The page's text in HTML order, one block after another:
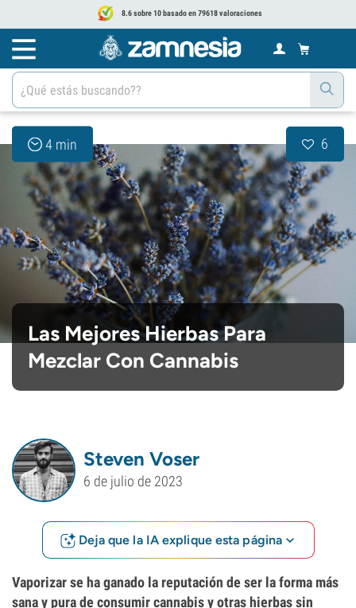
8.6 sobre 10 basado en 79618 valoraciones
4 min 6
Las Mejores Hierbas Para
Mezclar Con Cannabis
Steven Voser
6 de julio de 2023
Deja que la IA explique esta página
Vaporizar se ha ganado la reputación de ser la forma más
sana y pura de consumir cannabis y otras hierbas sin